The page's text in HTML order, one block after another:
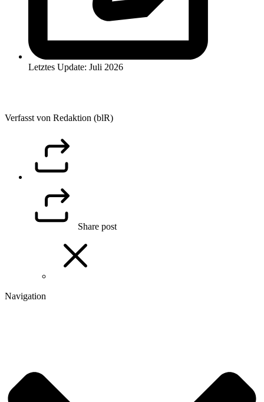
Letztes Update: Juli 2026
Verfasst von Redaktion (blR)
Share post
Navigation